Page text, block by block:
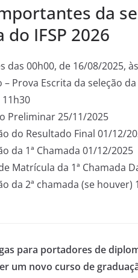
da
IFSP 2026
das 00h00, de 16/08/2025,
– Prova Escrita da seleção
11h30
Preliminar 25/11/2025
do Resultado Final 01/12/
da 1ª Chamada 01/12/2025
Matrícula da 1ª Chamada
da 2ª chamada (se houver)
para portadores de
um novo curso de